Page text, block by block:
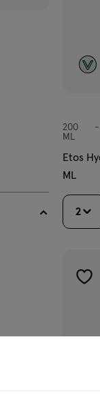
lotion
200
ML
Etos
ML
2